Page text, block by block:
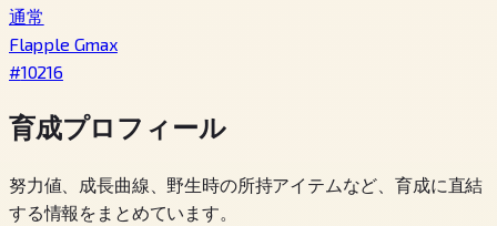
通常
Flapple Gmax
#10216
育成プロフィール
努力値、成長曲線、野生時の所持アイテムなど、育成に直結
する情報をまとめています。